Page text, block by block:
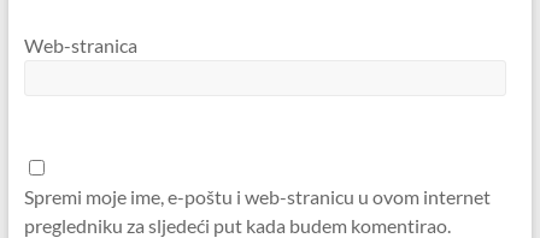
Web-stranica
Spremi moje ime, e-poštu i web-stranicu u ovom internet
pregledniku za sljedeći put kada budem komentirao.